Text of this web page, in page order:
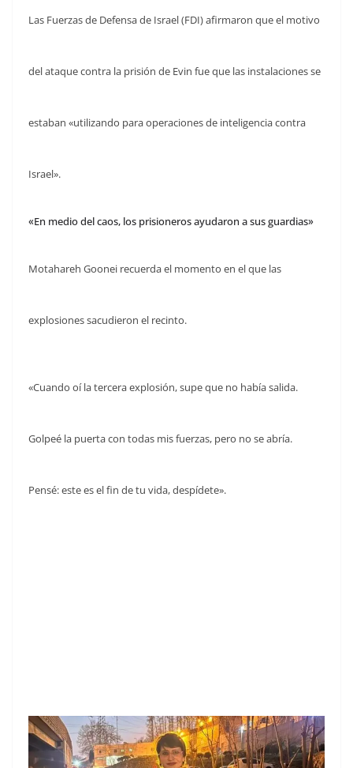
Las Fuerzas de Defensa de Israel (FDI) afirmaron que el motivo
del ataque contra la prisión de Evin fue que las instalaciones se
estaban «utilizando para operaciones de inteligencia contra
Israel».
«En medio del caos, los prisioneros ayudaron a sus guardias»
Motahareh Goonei recuerda el momento en el que las
explosiones sacudieron el recinto.
«Cuando oí la tercera explosión, supe que no había salida.
Golpeé la puerta con todas mis fuerzas, pero no se abría.
Pensé: este es el fin de tu vida, despídete».